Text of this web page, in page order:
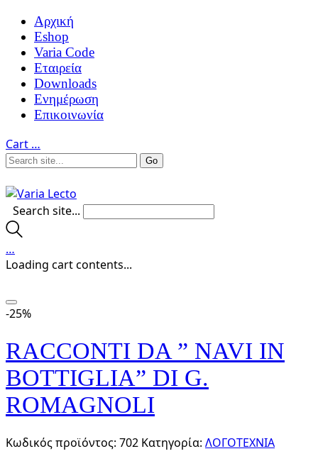
Αρχική
Eshop
Varia Code
Εταιρεία
Downloads
Ενημέρωση
Επικοινωνία
Cart …
Search site...
…
Loading cart contents...
-25%
RACCONTI DA ” NAVI IN
BOTTIGLIA” DI G.
ROMAGNOLI
Κωδικός προϊόντος: 702 Κατηγορία: ΛΟΓΟΤΕΧΝΙΑ